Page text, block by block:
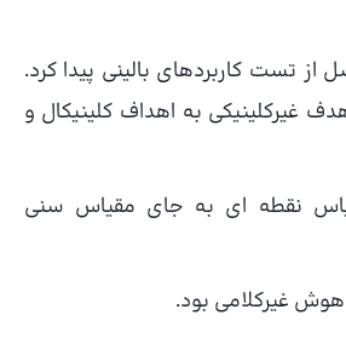
از تست کاربردهای بالینی پیدا کرد.
غیرکلینیکی به اهداف کلینیکال و
نقطه ای به جای مقیاس سنی
غیرکلامی بود.